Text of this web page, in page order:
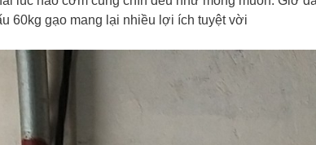
60kg gạo mang lại nhiều lợi ích tuyệt vời